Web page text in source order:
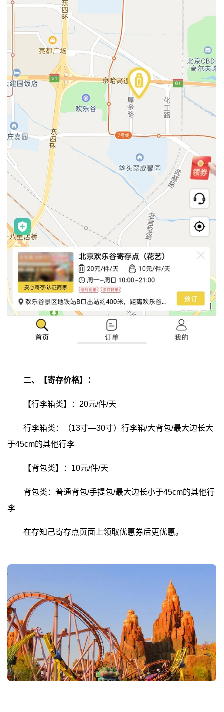
二、【寄存价格】：
【行李箱类】：20元/件/天
行李箱类：（13寸—30寸）行李箱/大背包/最大边长大
于45cm的其他行李
【背包类】：10元/件/天
背包类：普通背包/手提包/最大边长小于45cm的其他行
李
在存知己寄存点页面上领取优惠券后更优惠。